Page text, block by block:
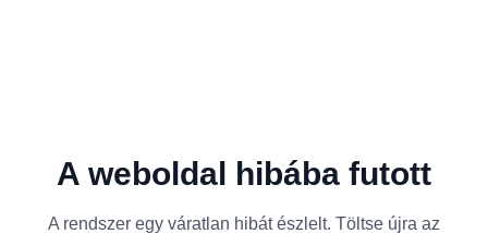
A weboldal hibába futott
A rendszer egy váratlan hibát észlelt. Töltse újra az